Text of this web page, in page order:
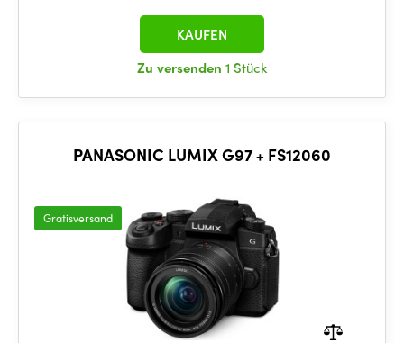
Zu versenden 1 Stück
KAUFEN
PANASONIC LUMIX G97 + FS12060
Gratisversand